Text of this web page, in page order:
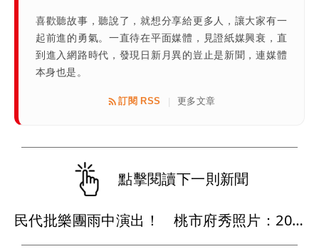
喜歡聽故事，聽說了，就想分享給更多人，讓大家有一
起前進的勇氣。一直待在平面媒體，見證紙媒興衰，直
到進入網路時代，發現日新月異的豈止是新聞，連媒體
本身也是。
訂閱 RSS | 更多文章
點擊閱讀下一則新聞
民代批樂團雨中演出！ 桃市府秀照片：2021年綠營執政也照演